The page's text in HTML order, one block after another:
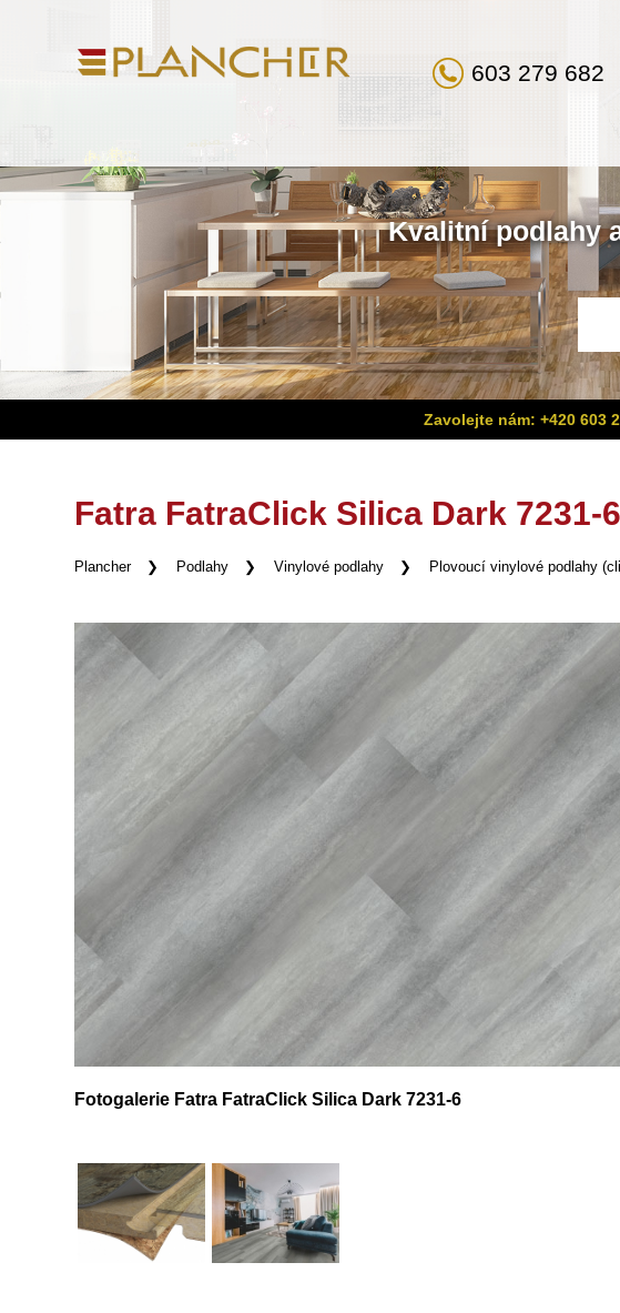
603 279 682
Kvalitnípodlahy
Zavolejte nám: +420 603
Fatra FatraClick Silica Dark 7231-6
Plancher Podlahy Vinylové podlahy Plovoucí vinylové podlahy
Fotogalerie Fatra FatraClick Silica Dark 7231-6